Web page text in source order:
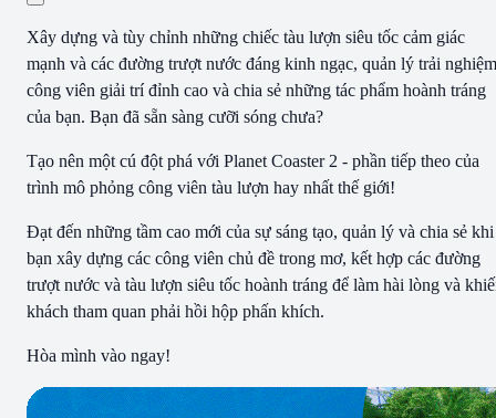
Xây dựng và tùy chỉnh những chiếc tàu lượn siêu tốc cảm giác
mạnh và các đường trượt nước đáng kinh ngạc, quản lý trải nghiệm
công viên giải trí đỉnh cao và chia sẻ những tác phẩm hoành tráng
của bạn. Bạn đã sẵn sàng cưỡi sóng chưa?
Tạo nên một cú đột phá với Planet Coaster 2 - phần tiếp theo của
trình mô phỏng công viên tàu lượn hay nhất thế giới!
Đạt đến những tầm cao mới của sự sáng tạo, quản lý và chia sẻ khi
bạn xây dựng các công viên chủ đề trong mơ, kết hợp các đường
trượt nước và tàu lượn siêu tốc hoành tráng để làm hài lòng và
khách tham quan phải hồi hộp phấn khích.
Hòa mình vào ngay!